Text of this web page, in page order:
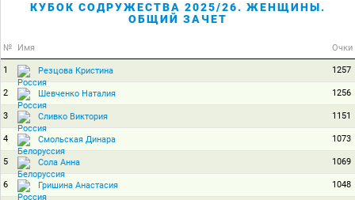
КУБОК СОДРУЖЕСТВА 2025/26. ЖЕНЩИНЫ.
ОБЩИЙ ЗАЧЕТ
№ Имя Очки
1 Резцова Кристина 1257
2 Шевченко Наталия 1256
3 Сливко Виктория 1151
4 Смольская Динара 1073
5 Сола Анна 1069
6 Гришина Анастасия 1048